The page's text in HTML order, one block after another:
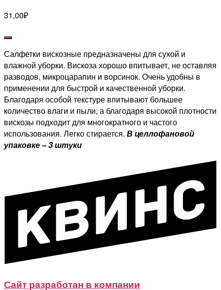
31,00₽
Салфетки вискозные предназначены для сухой и
влажной уборки. Вискоза хорошо впитывает, не оставляя
разводов, микроцарапин и ворсинок. Очень удобны в
применении для быстрой и качественной уборки.
Благодаря особой текстуре впитывают большее
количество влаги и пыли, а благодаря высокой плотности
вискозы подходит для многократного и частого
использования. Легко стирается. В целлофановой
упаковке – 3 штуки
Сайт разработан в компании